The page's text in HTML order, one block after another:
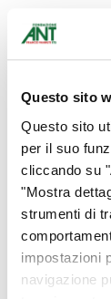
Questo sito
Questo sito
per il suo
cliccando su
"Mostra
strumenti di
impostazioni
navigazione